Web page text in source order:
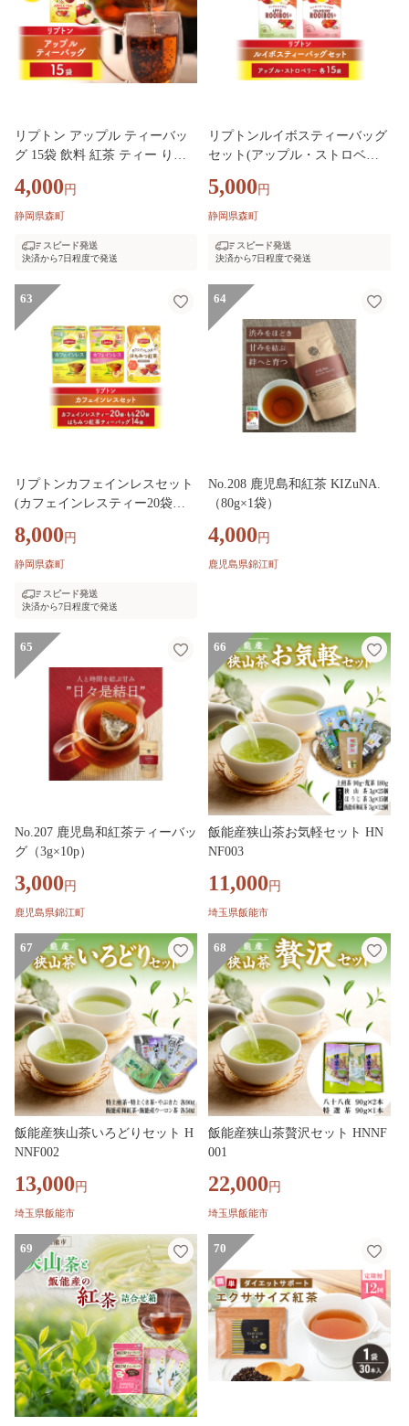
リプトン アップル ティーバッ
グ 15袋 飲料 紅茶 ティー りん
フレッシュ
4,000 円
静岡県森町
スピード発送
決済から7日程度で発送
リプトンルイボスティーバッグ
セット(アップル・ストロベリ
ィーバッグ 飲み比べ リラック
ス リフレッシュ
5,000 円
静岡県森町
スピード発送
決済から7日程度で発送
63
リプトンカフェインレスセット
(カフェインレスティー20袋・
バッグ14袋) 飲料 紅茶 ティー
カフェインレス ティーバッグ
シュ
8,000 円
静岡県森町
スピード発送
決済から7日程度で発送
64
No.208 鹿児島和紅茶 KIZuNA.
（80g×1袋）
4,000 円
鹿児島県錦江町
65
No.207 鹿児島和紅茶ティーバッ
グ（3g×10p）
3,000 円
鹿児島県錦江町
66
飯能産狭山茶お気軽セット HN
NF003
11,000 円
埼玉県飯能市
67
飯能産狭山茶いろどりセット H
NNF002
13,000 円
埼玉県飯能市
68
飯能産狭山茶贅沢セット HNNF
001
22,000 円
埼玉県飯能市
69 70